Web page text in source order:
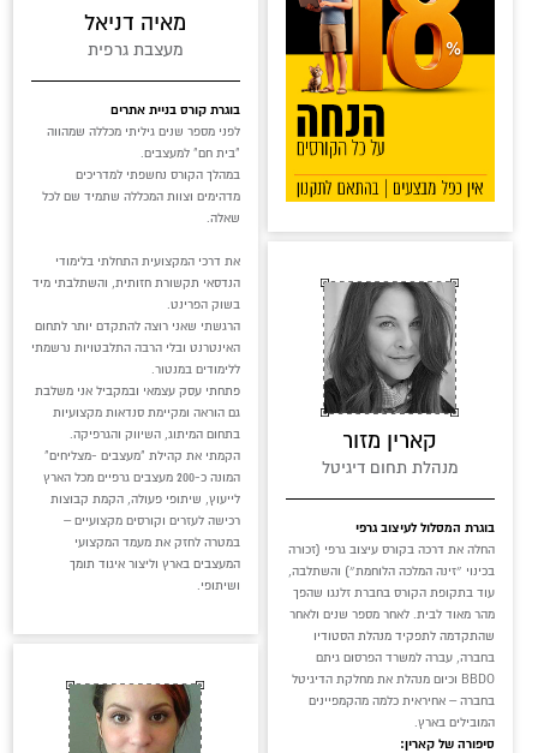
מאיה דניאל
מעצבת גרפית
בוגרת קורס בניית אתרים
לפני מספר שנים גיליתי מכללה שמהווה
"בית חם" למעצבים.
במהלך הקורס נחשפתי למדריכים
מדהימים וצוות המכללה שתמיד שם לכל
שאלה.
את דרכי המקצועית התחלתי בלימודי
הנדסאי תקשורת חזותית, והשתלבתי מיד
בשוק הפרינט.
הרגשתי שאני רוצה להתקדם יותר לתחום
האינטרנט ובלי הרבה התלבטויות נרשמתי
ללימודים במנטור.
פתחתי עסק עצמאי ובמקביל אני משלבת
גם הוראה ומקיימת סנדאות מקצועיות
בתחום המיתוג, השיווק והגרפיקה.
הקמתי את קהילת "מעצבים -מצליחים"
המונה כ-200 מעצבים גרפיים מכל הארץ
לייעוץ, שיתופי פעולה, הקמת קבוצות
רכישה לעזרים וקורסים מקצועיים –
במטרה לחזק את מעמד המקצועי
המעצבים בארץ וליצור איגוד תומך
ושיתופי.
קארין מזור
מנהלת תחום דיגיטל
בוגרת המסלול לעיצוב גרפי
החלה את דרכה בקורס עיצוב גרפי (זכורה
בכינוי ״זינה המלכה הלוחמת״) והשתלבה,
עוד בתקופת הקורס בחברת זלנגו שהפך
מהר מאוד לבית. לאחר מספר שנים ולאחר
שהתקדמה לתפקיד מנהלת הסטודיו
בחברה, עברה למשרד הפרסום גיתם
BBDO וכיום מנהלת את מחלקת הדיגיטל
בחברה – אחיראית כלמה מהקמפיינים
המובילים בארץ.
סיפורה של קארין: